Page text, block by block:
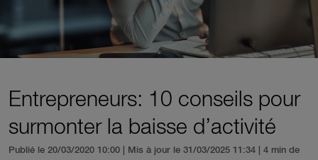
Entrepreneurs: 10 conseils pour
surmonter la baisse d’activité
Publié le 20/03/2020 10:00 | Mis à jour le 31/03/2025 11:34
| 4 min de